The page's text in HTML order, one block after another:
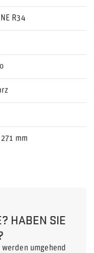
R34
mm
HABEN SIE
umgehend